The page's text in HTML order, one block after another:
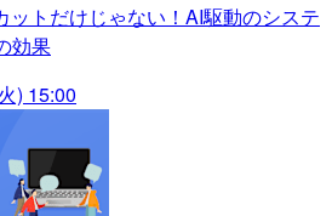
ットだけじゃない！AI駆動のシステ
効果
) 15:00